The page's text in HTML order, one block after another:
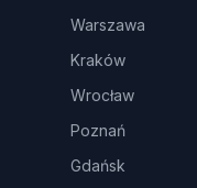
Warszawa
Kraków
Wrocław
Poznań
Gdańsk